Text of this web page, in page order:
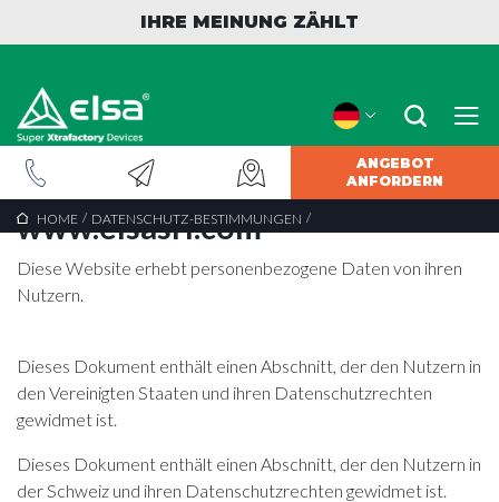
IHRE MEINUNG ZÄHLT
ANGEBOT
ANFORDERN
HOME / DATENSCHUTZ-BESTIMMUNGEN /
Datenschutzerklärung von
www.elsasrl.com
Diese Website erhebt personenbezogene Daten von ihren
Nutzern.
Dieses Dokument enthält einen Abschnitt, der den Nutzern in
den Vereinigten Staaten und ihren Datenschutzrechten
gewidmet ist.
Dieses Dokument enthält einen Abschnitt, der den Nutzern in
der Schweiz und ihren Datenschutzrechten gewidmet ist.